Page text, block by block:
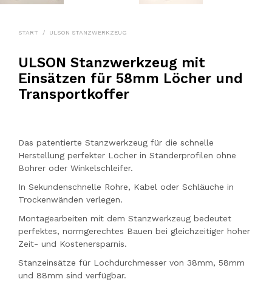
START / ULSON STANZWERKZEUG
ULSON Stanzwerkzeug mit
Einsätzen für 58mm Löcher und
Transportkoffer
Das patentierte Stanzwerkzeug für die schnelle
Herstellung perfekter Löcher in Ständerprofilen ohne
Bohrer oder Winkelschleifer.
In Sekundenschnelle Rohre, Kabel oder Schläuche in
Trockenwänden verlegen.
Montagearbeiten mit dem Stanzwerkzeug bedeutet
perfektes, normgerechtes Bauen bei gleichzeitiger hoher
Zeit- und Kostenersparnis.
Stanzeinsätze für Lochdurchmesser von 38mm, 58mm
und 88mm sind verfügbar.